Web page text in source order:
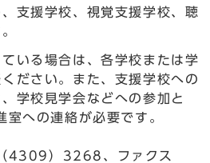
支援学校、視覚支援学校、聴
いる場合は、各学校または学
ださい。また、支援学校への
学校見学会などへの参加と
への連絡が必要です。
4309）3268、ファクス